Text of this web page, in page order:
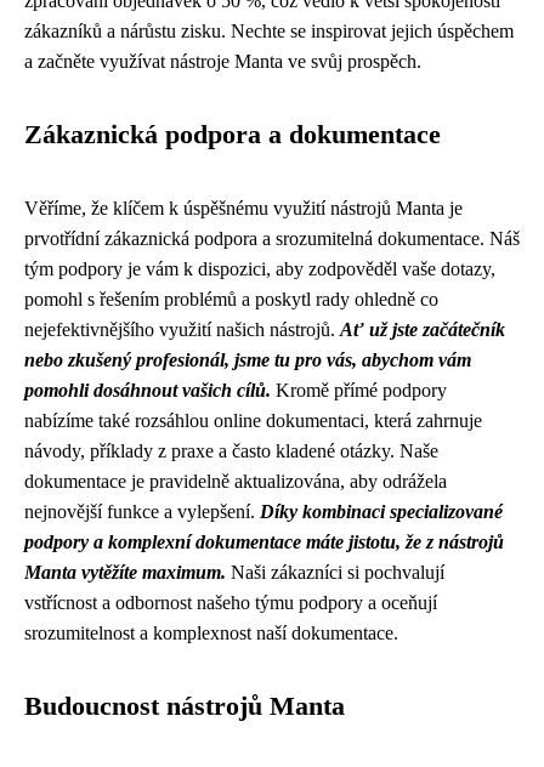
zákazníků a nárůstu zisku. Nechte se inspirovat jejich úspěchem
a začněte využívat nástroje Manta ve svůj prospěch.
Zákaznická podpora a dokumentace
Věříme, že klíčem k úspěšnému využití nástrojů Manta je
prvotřídní zákaznická podpora a srozumitelná dokumentace. Náš
tým podpory je vám k dispozici, aby zodpověděl vaše dotazy,
pomohl s řešením problémů a poskytl rady ohledně co
nejefektivnějšího využití našich nástrojů. Ať už jste začátečník
nebo zkušený profesionál, jsme tu pro vás, abychom vám
pomohli dosáhnout vašich cílů. Kromě přímé podpory
nabízíme také rozsáhlou online dokumentaci, která zahrnuje
návody, příklady z praxe a často kladené otázky. Naše
dokumentace je pravidelně aktualizována, aby odrážela
nejnovější funkce a vylepšení. Díky kombinaci specializované
podpory a komplexní dokumentace máte jistotu, že z nástrojů
Manta vytěžíte maximum. Naši zákazníci si pochvalují
vstřícnost a odbornost našeho týmu podpory a oceňují
srozumitelnost a komplexnost naší dokumentace.
Budoucnost nástrojů Manta